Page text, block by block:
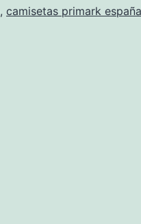
, camisetas primark españa